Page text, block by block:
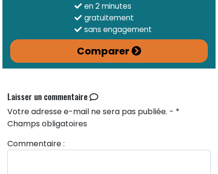
en 2 minutes
gratuitement
sans engagement
Comparer
Laisser un commentaire
Votre adresse e-mail ne sera pas publiée. - *
Champs obligatoires
Commentaire :